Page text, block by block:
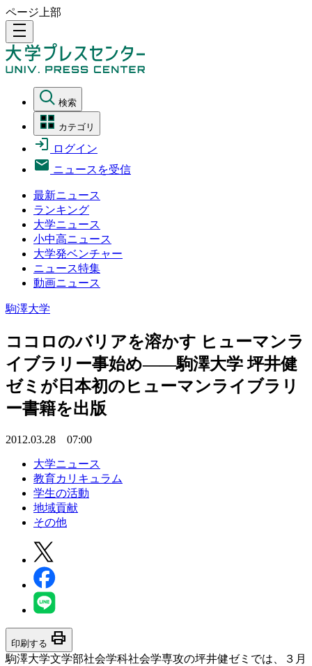
ページ上部
density_medium
検索
カテゴリ
ログイン
ニュースを受信
最新ニュース
ランキング
大学ニュース
小中高ニュース
大学発ベンチャー
ニュース特集
動画ニュース
駒澤大学
ココロのバリアを溶かす ヒューマンラ
イブラリー事始め――駒澤大学 坪井健
ゼミが日本初のヒューマンライブラリ
ー書籍を出版
2012.03.28 07:00
大学ニュース
教育カリキュラム
学生の活動
地域貢献
その他
印刷する print
駒澤大学文学部社会学科社会学専攻の坪井健ゼミでは、３月